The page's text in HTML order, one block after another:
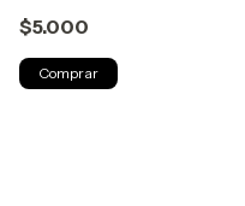
$5.000
Comprar